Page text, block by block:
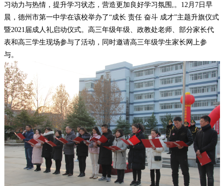
习动力与热情，提升学习状态，营造更加良好学习氛围,。12月7日早
晨，德州市第一中学在该校举办了“成长 责任 奋斗 成才”主题升旗仪式
暨2021届成人礼启动仪式。高三年级年级、政教处老师、部分家长代
表和高三学生现场参与了活动，同时邀请高三年级学生家长网上参
与。